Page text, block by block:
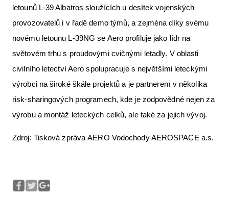
letounů L-39 Albatros sloužících u desítek vojenských
provozovatelů i v řadě demo týmů, a zejména díky svému
novému letounu L-39NG se Aero profiluje jako lídr na
světovém trhu s proudovými cvičnými letadly. V oblasti
civilního letectví Aero spolupracuje s největšími leteckými
výrobci na široké škále projektů a je partnerem v několika
risk-sharingových programech, kde je zodpovědné nejen za
výrobu a montáž leteckých celků, ale také za jejich vývoj.
Zdroj: Tisková zpráva AERO Vodochody AEROSPACE a.s.